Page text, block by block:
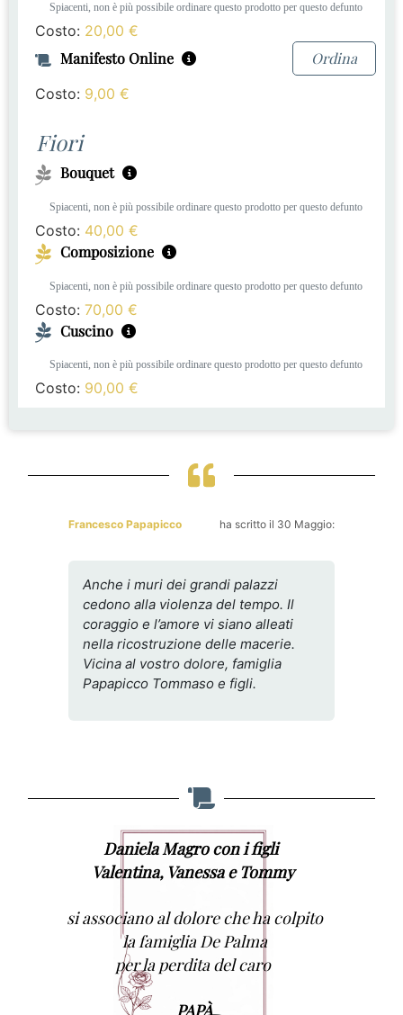
Spiacenti, non è più possibile ordinare questo prodotto per questo defunto
Costo: 20,00 €
Manifesto Online Ordina
Costo: 9,00 €
Fiori
Bouquet
Spiacenti, non è più possibile ordinare questo prodotto per questo defunto
Costo: 40,00 €
Composizione
Spiacenti, non è più possibile ordinare questo prodotto per questo defunto
Costo: 70,00 €
Cuscino
Spiacenti, non è più possibile ordinare questo prodotto per questo defunto
Costo: 90,00 €
Francesco Papapicco ha scritto il 30 Maggio:
Anche i muri dei grandi palazzi
cedono alla violenza del tempo. Il
coraggio e l’amore vi siano alleati
nella ricostruzione delle macerie.
Vicina al vostro dolore, famiglia
Papapicco Tommaso e figli.
Daniela Magro con i figli
Valentina, Vanessa e Tommy
si associano al dolore che ha colpito
la famiglia De Palma
per la perdita del caro
PAPÀ